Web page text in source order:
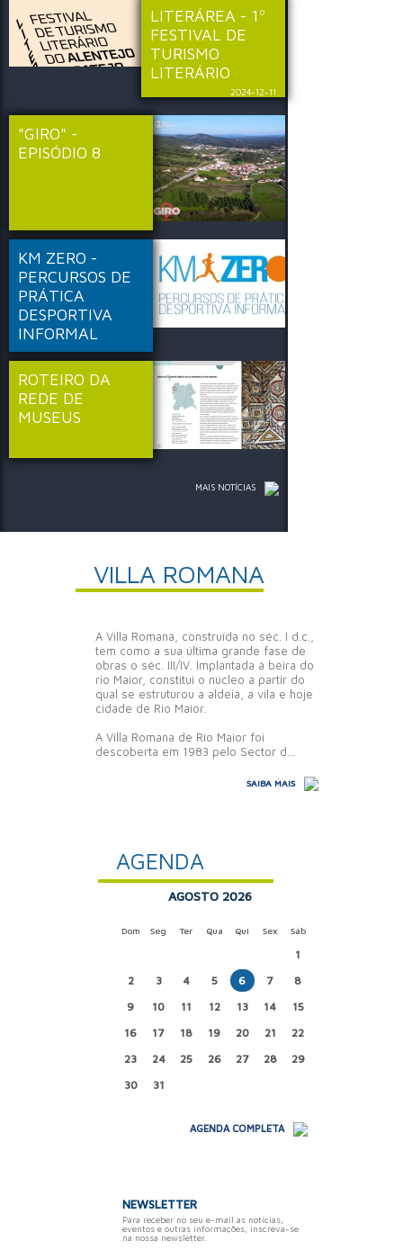
LITERÁREA - 1º
FESTIVAL DE
TURISMO
LITERÁRIO
2024-12-11
"GIRO" -
EPISÓDIO 8
KM ZERO -
PERCURSOS DE
PRÁTICA
DESPORTIVA
INFORMAL
ROTEIRO DA
REDE DE
MUSEUS
MAIS NOTÍCIAS
VILLA ROMANA
A Villa Romana, construída no séc. I d.c.,
tem como a sua última grande fase de
obras o séc. III/IV. Implantada à beira do
rio Maior, constitui o núcleo a partir do
qual se estruturou a aldeia, a vila e hoje
cidade de Rio Maior.
A Villa Romana de Rio Maior foi
descoberta em 1983 pelo Sector d...
SAIBA MAIS
AGENDA
AGOSTO 2026
Dom Seg Ter Qua Qui Sex Sáb
1
2
3 4 5 6 7
8
9
10 11 12 13 14
15
16
17 18 19 20 21
22
23
24 25 26 27 28
29
30
31
AGENDA COMPLETA
NEWSLETTER
Para receber no seu e-mail as notícias,
eventos e outras informações, inscreva-se
na nossa newsletter.